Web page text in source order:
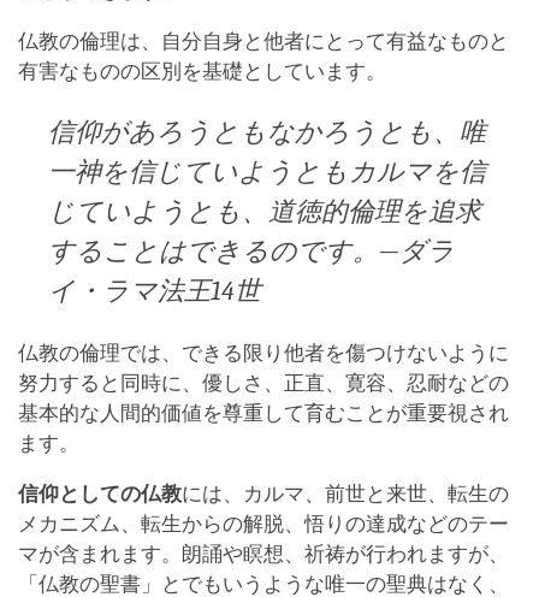
仏教の倫理は、自分自身と他者にとって有益なものと
有害なものの区別を基礎としています。
信仰があろうともなかろうとも、唯
一神を信じていようともカルマを信
じていようとも、道徳的倫理を追求
することはできるのです。―ダラ
イ・ラマ法王14世
仏教の倫理では、できる限り他者を傷つけないように
努力すると同時に、優しさ、正直、寛容、忍耐などの
基本的な人間的価値を尊重して育むことが重要視され
ます。
信仰としての仏教には、カルマ、前世と来世、転生の
メカニズム、転生からの解脱、悟りの達成などのテー
マが含まれます。朗誦や瞑想、祈祷が行われますが、
「仏教の聖書」とでもいうような唯一の聖典はなく、